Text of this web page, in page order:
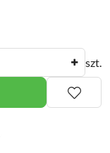
szt.